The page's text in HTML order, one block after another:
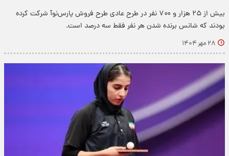
بیش از ۲۵ هزار و ۷۰۰ نفر در طرح عادی طرح فروش پارس‌نوآ شرکت کرده
بودند که شانس برنده شدن هر نفر فقط سه درصد است.
۲۸ مهر ۱۴۰۴